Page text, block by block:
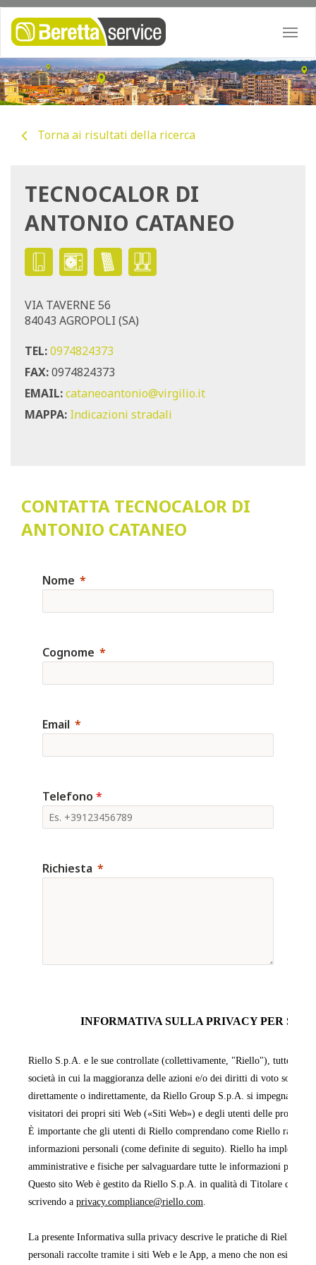
Torna ai risultati della ricerca
TECNOCALOR DI
ANTONIO CATANEO
VIA TAVERNE 56
84043 AGROPOLI (SA)
TEL:0974824373
FAX:0974824373
EMAIL:cataneoantonio@virgilio.it
MAPPA: Indicazioni stradali
CONTATTA TECNOCALOR DI
ANTONIO CATANEO
Nome
Cognome
Email
Telefono *
Richiesta
INFORMATIVA SULLA PRIVACY PER SITI
Riello S.p.A. e le sue controllate (collettivamente, "Riello"), tutte
società in cui la maggioranza delle azioni e/o dei diritti di voto sono
direttamente o indirettamente, da Riello Group S.p.A. si impegnano a
visitatori dei propri siti Web («Siti Web») e degli utenti delle proprie
È importante che gli utenti di Riello comprendano come Riello
informazioni personali (come definite di seguito). Riello ha
amministrative e fisiche per salvaguardare tutte le informazioni
Questo sito Web è gestito da Riello S.p.A. in qualità di Titolare del
scrivendo a privacy.compliance@riello.com
La presente Informativa sulla privacy descrive le pratiche di Riello
personali raccolte tramite i siti Web e le App, a meno che non esista